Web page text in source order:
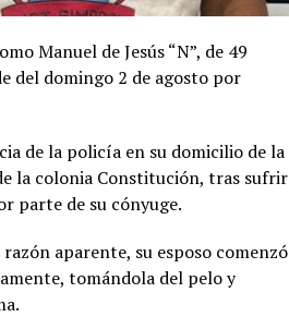
Manuel de Jesús “N”, de 49
del domingo 2 de agosto por
de la policía en su domicilio de la
la colonia Constitución, tras sufrir
parte de su cónyuge.
aparente, su esposo comenzó
tomándola del pelo y